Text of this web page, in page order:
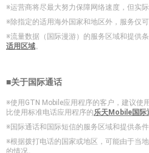
※运营商将尽最大努力保障网络速度，但实
※除指定的适用海外国家和地区外，服务仅可
※流量数据（国际漫游）的服务区域和提供
适用区域。
■关于国际通话
※使用GTN Mobile应用程序的客户，建议使
比使用标准电话应用程序的乐天Mobile国际
※国际通话和国际短信的服务区域和提供条
※根据拨打电话的国家或地区，可能由于当